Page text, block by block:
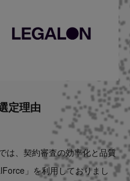
定理由
は、契約審査の効率化と品質
」を利用しておりまし